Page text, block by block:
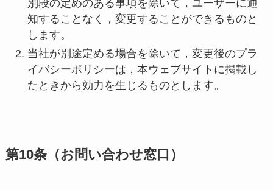
別段の定めのある事項を除いて，ユーザーに通
知することなく，変更することができるものと
します。
当社が別途定める場合を除いて，変更後のプラ
イバシーポリシーは，本ウェブサイトに掲載し
たときから効力を生じるものとします。
第10条（お問い合わせ窓口）